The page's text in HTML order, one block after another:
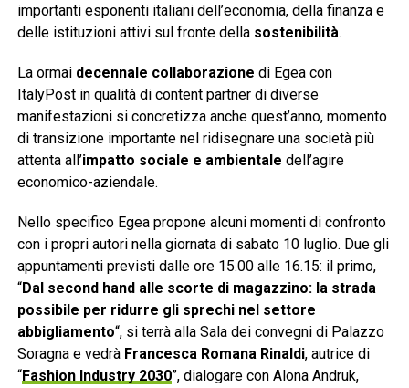
importanti esponenti italiani dell’economia, della finanza e
delle istituzioni attivi sul fronte della sostenibilità.
La ormai decennale collaborazione di Egea con
ItalyPost in qualità di content partner di diverse
manifestazioni si concretizza anche quest’anno, momento
di transizione importante nel ridisegnare una società più
attenta all’impatto sociale e ambientale dell’agire
economico-aziendale.
Nello specifico Egea propone alcuni momenti di confronto
con i propri autori nella giornata di sabato 10 luglio. Due gli
appuntamenti previsti dalle ore 15.00 alle 16.15: il primo,
“Dal second hand alle scorte di magazzino: la strada
possibile per ridurre gli sprechi nel settore
abbigliamento“, si terrà alla Sala dei convegni di Palazzo
Soragna e vedrà Francesca Romana Rinaldi, autrice di
“Fashion Industry 2030”, dialogare con Alona Andruk,